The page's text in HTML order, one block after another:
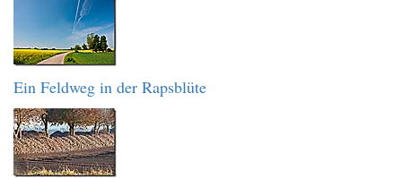
Ein Feldweg in der Rapsblüte